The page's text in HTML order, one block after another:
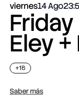
viernes14 Ago
Friday
Eley
+18
Saber más